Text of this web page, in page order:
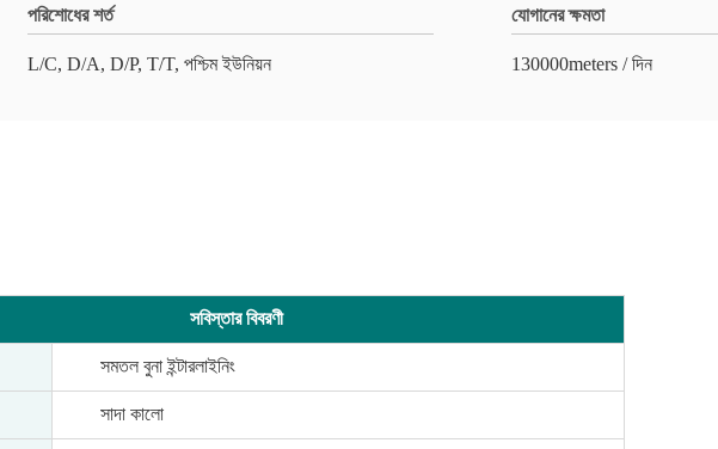
পরিশোধের শর্ত
L/C, D/A, D/P, T/T, পশ্চিম ইউনিয়ন
যোগানের ক্ষমতা
130000meters / দিন
সবিস্তার বিবরণী
সমতল বুনা ইন্টারলাইনিং
সাদা কালো